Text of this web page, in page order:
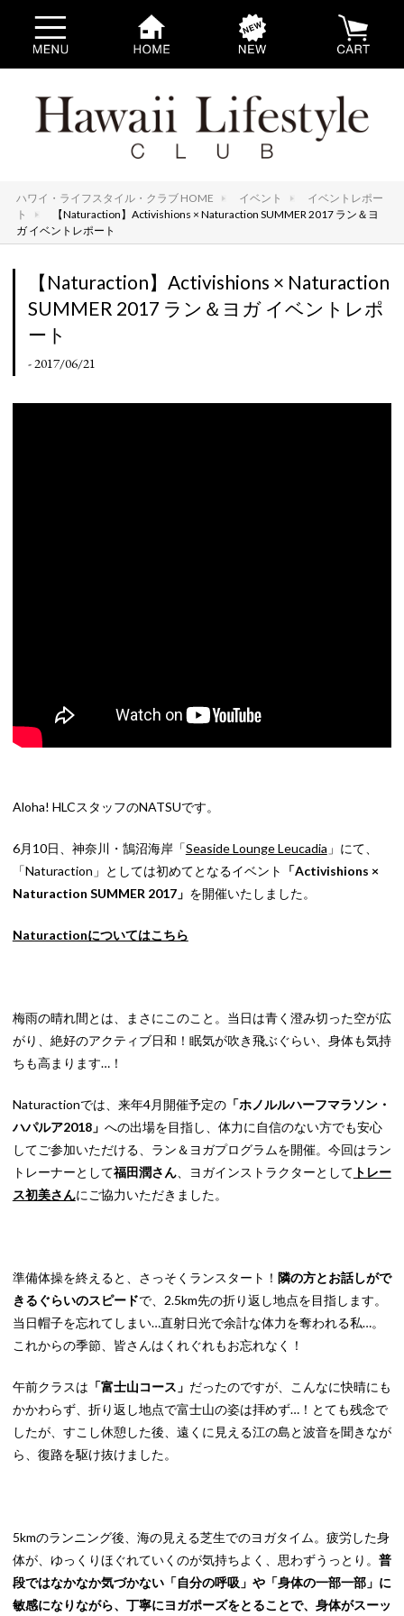
ハワイ・ライフスタイル・クラブ HOME イベント
イベントレポー
ト
【Naturaction】Activishions × Naturaction SUMMER 2017 ラン＆ヨ
ガ イベントレポート
【Naturaction】Activishions × Naturaction
SUMMER 2017 ラン＆ヨガ イベントレポ
ート
- 2017/06/21
Aloha! HLCスタッフのNATSUです。
6月10日、神奈川・鵠沼海岸「Seaside Lounge Leucadia 」にて、
「Naturaction」としては初めてとなるイベント
「Activishions ×
Naturaction SUMMER 2017」 を開催いたしました。
Naturactionについてはこちら
梅雨の晴れ間とは、まさにこのこと。当日は青く澄み切った空が広
がり、絶好のアクティブ日和！眠気が吹き飛ぶぐらい、身体も気持
ちも高まります…！
Naturactionでは、来年4月開催予定の「ホノルルハーフマラソン・
ハパルア2018」 への出場を目指し、体力に自信のない方でも安心
してご参加いただける、ラン＆ヨガプログラムを開催。今回はラン
トレーナーとして福田潤さん、ヨガインストラクターとして トレー
ス初美さんにご協力いただきました。
準備体操を終えると、さっそくランスタート！ 隣の方とお話しがで
きるぐらいのスピードで、2.5km先の折り返し地点を目指します。
当日帽子を忘れてしまい…直射日光で余計な体力を奪われる私…。
これからの季節、皆さんはくれぐれもお忘れなく！
午前クラスは 「富士山コース」 だったのですが、こんなに快晴にも
かかわらず、折り返し地点で富士山の姿は拝めず…！とても残念で
したが、すこし休憩した後、遠くに見える江の島と波音を聞きなが
ら、復路を駆け抜けました。
5kmのランニング後、海の見える芝生でのヨガタイム。疲労した身
体が、ゆっくりほぐれていくのが気持ちよく、思わずうっとり。 普
段ではなかなか気づかない「自分の呼吸」や「身体の一部一部」に
敏感になりながら、丁寧にヨガポーズをとることで、身体がスーッ